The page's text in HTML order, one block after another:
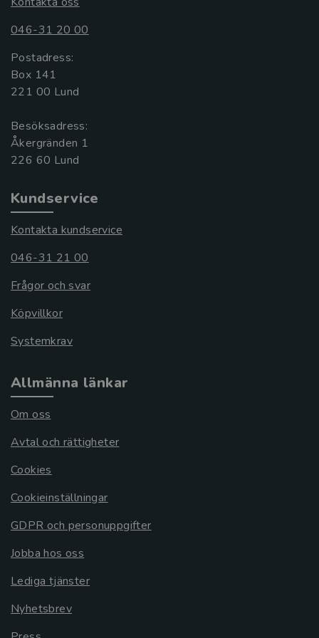
046-31 20 00
Postadress:
Box 141
221 00 Lund
Besöksadress:
Åkergränden 1
Kundservice
Kontakta kundservice
046-31 21 00
Frågor och svar
Köpvillkor
Systemkrav
Allmänna länkar
Om oss
Avtal och rättigheter
Cookies
Cookieinställningar
GDPR och personuppgifter
Jobba hos oss
Lediga tjänster
Nyhetsbrev